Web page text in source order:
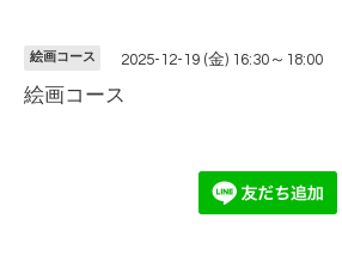
絵画コース 2025-12-19 (金) 16:30～18:00
絵画コース